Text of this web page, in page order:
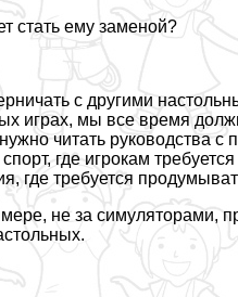
стать ему заменой?
c другими
играх, мы все время
читать руководства с
где игрокам
где требуется
не за симуляторами,